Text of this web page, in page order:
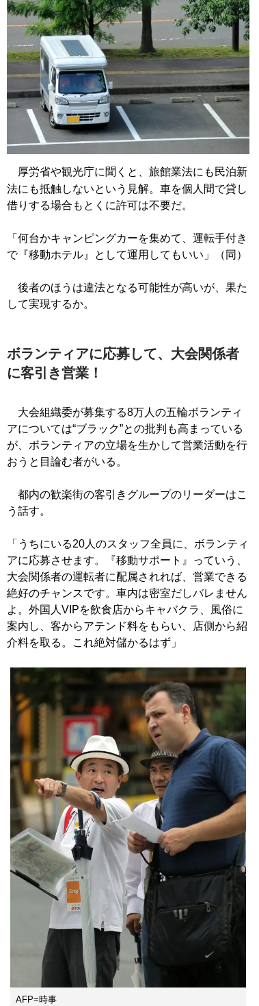
厚労省や観光庁に聞くと、旅館業法にも民泊新
法にも抵触しないという見解。車を個人間で貸し
借りする場合もとくに許可は不要だ。
「何台かキャンピングカーを集めて、運転手付き
で『移動ホテル』として運用してもいい」（同）
後者のほうは違法となる可能性が高いが、果た
して実現するか。
ボランティアに応募して、大会関係者
に客引き営業！
大会組織委が募集する8万人の五輪ボランティ
アについては“ブラック”との批判も高まっている
が、ボランティアの立場を生かして営業活動を行
おうと目論む者がいる。
都内の歓楽街の客引きグループのリーダーはこ
う話す。
「うちにいる20人のスタッフ全員に、ボランティ
アに応募させます。『移動サポート』っていう、
大会関係者の運転者に配属されれば、営業できる
絶好のチャンスです。車内は密室だしバレません
よ。外国人VIPを飲食店からキャバクラ、風俗に
案内し、客からアテンド料をもらい、店側から紹
介料を取る。これ絶対儲かるはず」
AFP=時事